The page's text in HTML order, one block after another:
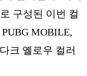
구성된 이번 컬
MOBILE,
크 옐로우 컬러